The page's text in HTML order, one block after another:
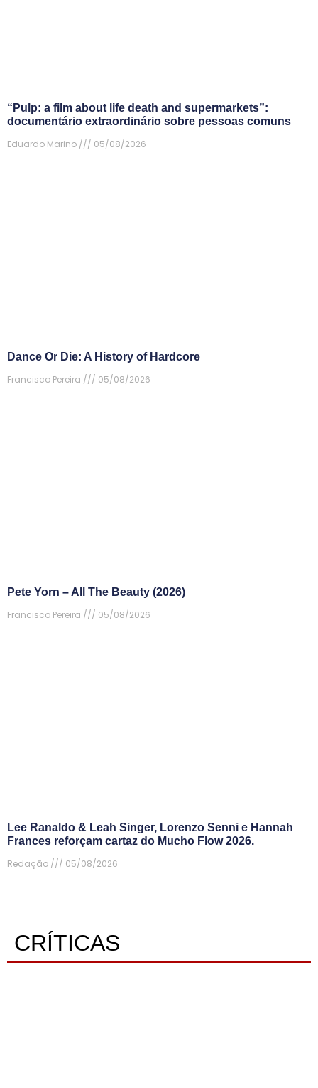
“Pulp: a film about life death and supermarkets”:
documentário extraordinário sobre pessoas comuns
Eduardo Marino
05/08/2026
Dance Or Die: A History of Hardcore
Francisco Pereira
05/08/2026
Pete Yorn – All The Beauty (2026)
Francisco Pereira
05/08/2026
Lee Ranaldo & Leah Singer, Lorenzo Senni e Hannah
Frances reforçam cartaz do Mucho Flow 2026.
Redação
05/08/2026
CRÍTICAS